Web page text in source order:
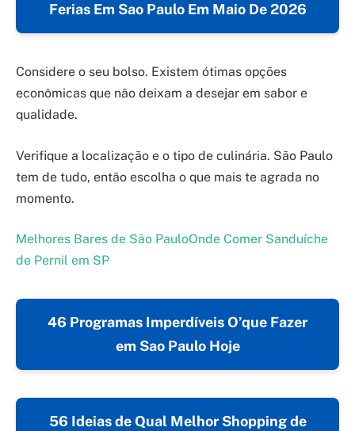
Ferias Em Sao Paulo Em Maio De 2026
Considere o seu bolso. Existem ótimas opções
econômicas que não deixam a desejar em sabor e
qualidade.
Verifique a localização e o tipo de culinária. São Paulo
tem de tudo, então escolha o que mais te agrada no
momento.
Melhores Bares de São PauloOnde Comer Sanduíche
de Pernil em SP
46 Programas Imperdíveis O’que Fazer
em Sao Paulo Hoje
56 Ideias de Qual Melhor Shopping de